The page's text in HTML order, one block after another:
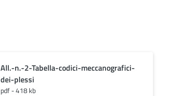
All.-n.-2-Tabella-codici-meccanografici-
dei-plessi
pdf - 418 kb